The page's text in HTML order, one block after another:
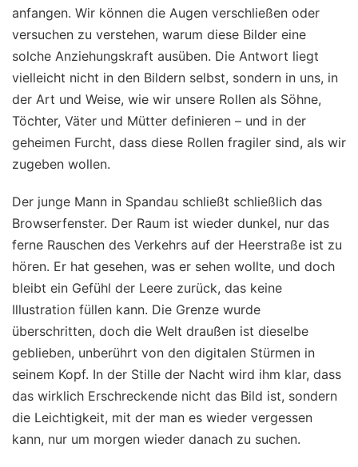
anfangen. Wir können die Augen verschließen oder
versuchen zu verstehen, warum diese Bilder eine
solche Anziehungskraft ausüben. Die Antwort liegt
vielleicht nicht in den Bildern selbst, sondern in uns, in
der Art und Weise, wie wir unsere Rollen als Söhne,
Töchter, Väter und Mütter definieren – und in der
geheimen Furcht, dass diese Rollen fragiler sind, als wir
zugeben wollen.
Der junge Mann in Spandau schließt schließlich das
Browserfenster. Der Raum ist wieder dunkel, nur das
ferne Rauschen des Verkehrs auf der Heerstraße ist zu
hören. Er hat gesehen, was er sehen wollte, und doch
bleibt ein Gefühl der Leere zurück, das keine
Illustration füllen kann. Die Grenze wurde
überschritten, doch die Welt draußen ist dieselbe
geblieben, unberührt von den digitalen Stürmen in
seinem Kopf. In der Stille der Nacht wird ihm klar, dass
das wirklich Erschreckende nicht das Bild ist, sondern
die Leichtigkeit, mit der man es wieder vergessen
kann, nur um morgen wieder danach zu suchen.